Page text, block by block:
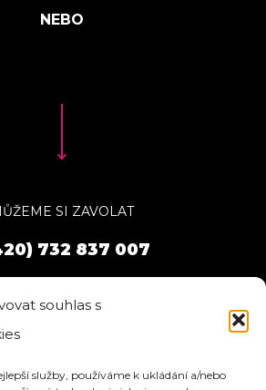
souhlas s
služby, používáme k ukládání a/nebo
SI ZAVOLAT
732 837 007